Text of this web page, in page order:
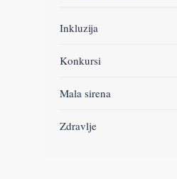
Inkluzija
Konkursi
Mala sirena
Zdravlje